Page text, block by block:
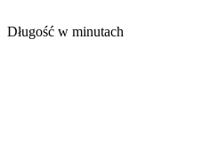
Długość w minutach